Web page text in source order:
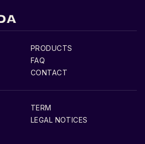
PRODUCTS
FAQ
CONTACT
TERM
LEGAL NOTICES